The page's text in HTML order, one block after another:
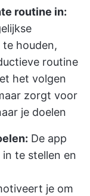
routine in:
houden,
routine
het volgen
zorgt voor
je doelen
De app
te stellen en
je om